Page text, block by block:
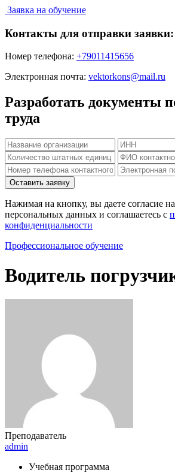
Заявка на обучение
Контакты для отправки заявки:
Номер телефона: +79011415656
Электронная почта: vektorkons@mail.ru
Разработать документы
труда
Нажимая на кнопку, вы даете согласие
персональных данных и соглашаетесь c
конфиденциальности
Профессиональное обучение
Водитель
Преподаватель
admin
Учебная программа